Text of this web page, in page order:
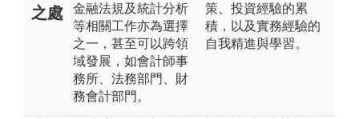
之處
金融法規及統計分析
等相關工作亦為選擇
之一，甚至可以跨領
域發展，如會計師事
務所、法務部門、財
務會計部門。
策、投資經驗的累
積，以及實務經驗的
自我精進與學習。